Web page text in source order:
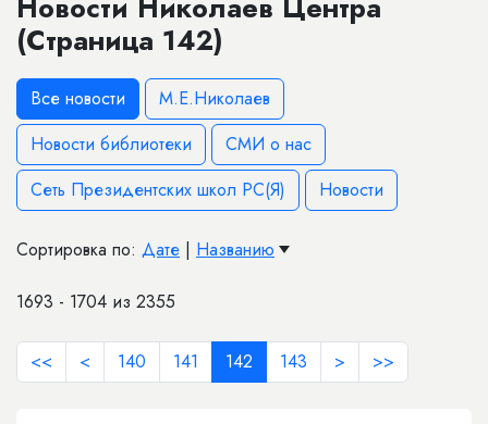
(Страница 142)
Все новости
М.Е.Николаев
Новости библиотеки
СМИ о нас
Сеть Президентских школ РС(Я)
Новости
Сортировка по: Дате | Названию
1693 - 1704 из 2355
<< < 140 141 142 143 > >>